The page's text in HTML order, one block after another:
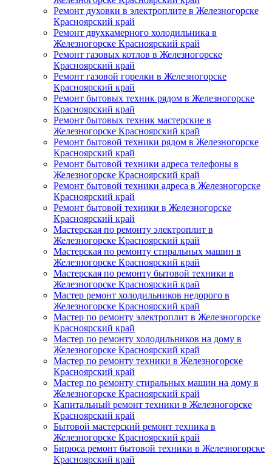
Ремонт духовки в электроплите в Железногорске
Красноярский край
Ремонт двухкамерного холодильника в
Железногорске Красноярский край
Ремонт газовых котлов в Железногорске
Красноярский край
Ремонт газовой горелки в Железногорске
Красноярский край
Ремонт бытовых техник рядом в Железногорске
Красноярский край
Ремонт бытовых техник мастерские в
Железногорске Красноярский край
Ремонт бытовой техники рядом в Железногорске
Красноярский край
Ремонт бытовой техники адреса телефоны в
Железногорске Красноярский край
Ремонт бытовой техники адреса в Железногорске
Красноярский край
Ремонт бытовой техники в Железногорске
Красноярский край
Мастерская по ремонту электроплит в
Железногорске Красноярский край
Мастерская по ремонту стиральных машин в
Железногорске Красноярский край
Мастерская по ремонту бытовой техники в
Железногорске Красноярский край
Мастер ремонт холодильников недорого в
Железногорске Красноярский край
Мастер по ремонту электроплит в Железногорске
Красноярский край
Мастер по ремонту холодильников на дому в
Железногорске Красноярский край
Мастер по ремонту техники в Железногорске
Красноярский край
Мастер по ремонту стиральных машин на дому в
Железногорске Красноярский край
Капитальный ремонт техники в Железногорске
Красноярский край
Бытовой мастерский ремонт техника в
Железногорске Красноярский край
Бирюса ремонт бытовой техники в Железногорске
Красноярский край